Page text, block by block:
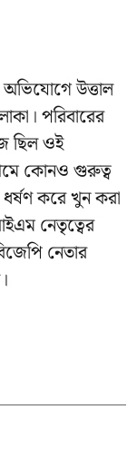
উত্তাল
পরিবারের
ছিল ওই
কোনও গুরুত্ব
ধর্ষণ করে খুন করা
নেতৃত্বের
নেতার